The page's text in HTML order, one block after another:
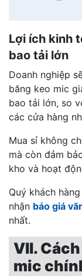
Lợi ích kinh
bao tải lớn
Doanh nghiệp
băng keo mic
bao tải lớn, so
các cửa hàng
Mua sỉ không
mà còn đảm
kho và hoạt
Quý khách
nhận báo giá
nhất.
VII.
mic